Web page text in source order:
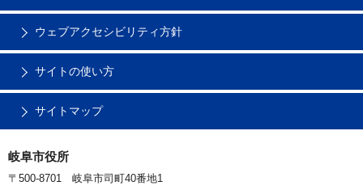
ウェブアクセシビリティ方針
サイトの使い方
サイトマップ
岐阜市役所
〒500-8701 岐阜市司町40番地1